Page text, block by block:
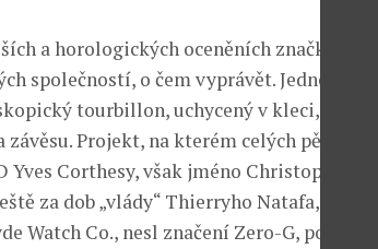
a horologických oceněních značky
společností, o čem vyprávět. Jednou
tourbillon, uchycený v kleci, jejíž
Projekt, na kterém celých pět let
Corthesy, však jméno Christophe
za dob „vlády“ Thierryho Natafa, který je
Watch Co., nesl značení Zero-G, pod